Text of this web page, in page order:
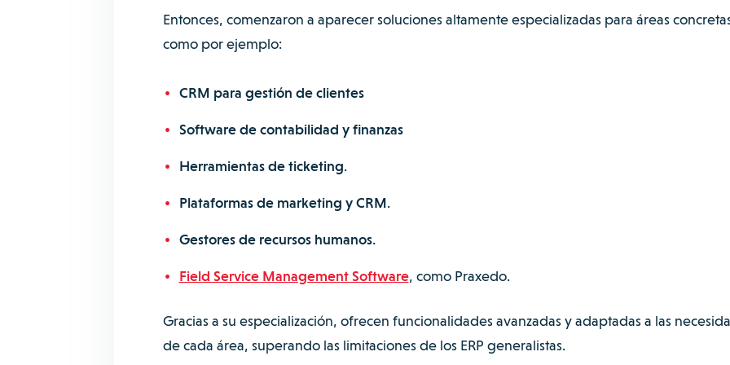
Entonces, comenzaron a aparecer soluciones altamente especializadas para áreas
como por ejemplo:
CRM para gestión de clientes
Software de contabilidad y finanzas
Herramientas de ticketing.
Plataformas de marketing y CRM.
Gestores de recursos humanos.
Field Service Management Software, como Praxedo.
Gracias a su especialización, ofrecen funcionalidades avanzadas y adaptadas a las
de cada área, superando las limitaciones de los ERP generalistas.